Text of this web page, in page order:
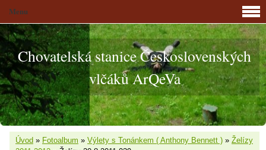
Chovatelská stanice Československých
vlčáků ArQeVa
Úvod » Fotoalbum » Výlety s Tonánkem ( Anthony Bennett ) » Želízy
Menu